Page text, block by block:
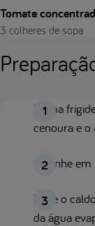
Tomate
3 colheres de sopa
Numa
cenoura e o
Cozinhe
Deite o
da água